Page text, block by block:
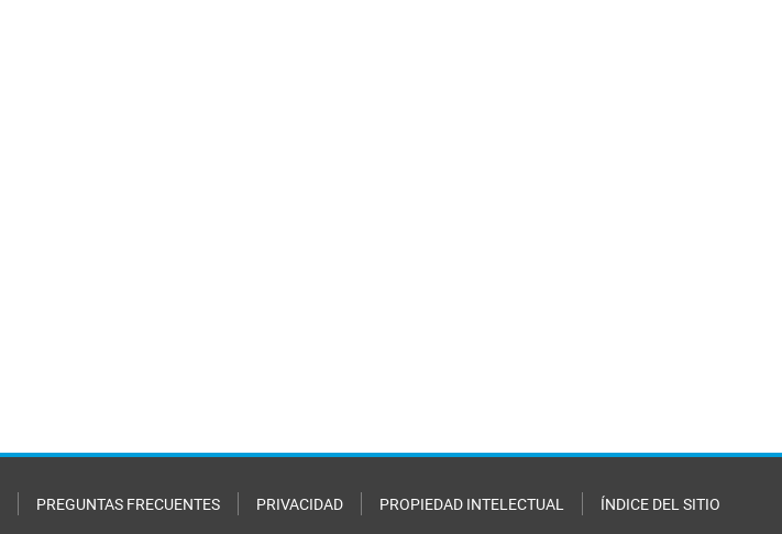
PREGUNTAS FRECUENTES PRIVACIDAD PROPIEDAD INTELECTUAL ÍNDICE DEL SITIO